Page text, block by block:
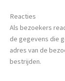
Reacties
Als bezoekers
de gegevens die
adres van de
bestrijden.